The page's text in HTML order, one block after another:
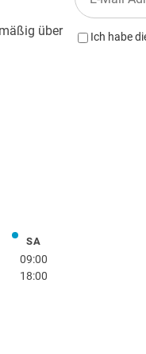
SASamstag
09:00
18:00